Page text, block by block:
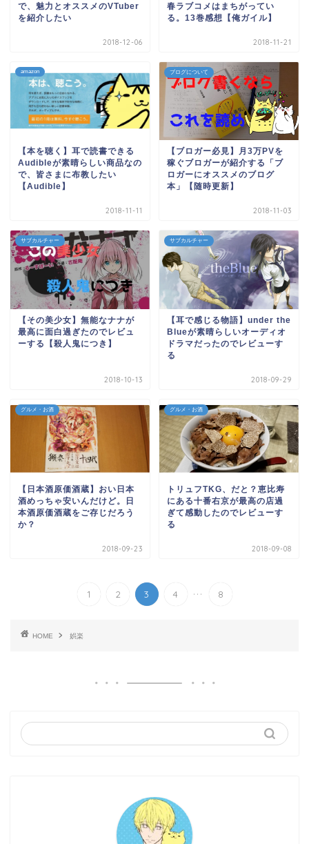
で、魅力とオススメのVTuber
を紹介したい
2018-12-06
春ラブコメはまちがってい
る。13巻感想【俺ガイル】
2018-11-21
amazon
【本を聴く】耳で読書できる
Audibleが素晴らしい商品なの
で、皆さまに布教したい
【Audible】
2018-11-11
ブログについて
【ブロガー必見】月3万PVを
稼ぐブロガーが紹介する「ブ
ロガーにオススメのブログ
本」【随時更新】
2018-11-03
サブカルチャー
【その美少女】無能なナナが
最高に面白過ぎたのでレビュ
ーする【殺人鬼につき】
2018-10-13
サブカルチャー
【耳で感じる物語】under the
Blueが素晴らしいオーディオ
ドラマだったのでレビューす
る
2018-09-29
グルメ・お酒
【日本酒原価酒蔵】おい日本
酒めっちゃ安いんだけど。日
本酒原価酒蔵をご存じだろう
か？
2018-09-23
グルメ・お酒
トリュフTKG、だと？恵比寿
にある十番右京が最高の店過
ぎて感動したのでレビューす
る
2018-09-08
1 2 3 4 ... 8
HOME 娯楽